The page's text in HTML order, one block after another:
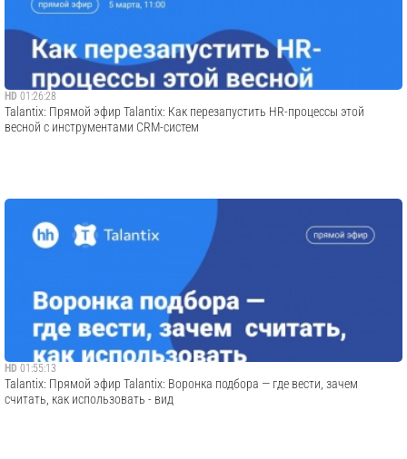
HD 01:26:28
Talantix: Прямой эфир Talantix: Как перезапустить HR-процессы этой
весной с инструментами CRM-систем
HD 01:55:13
Talantix: Прямой эфир Talantix: Воронка подбора — где вести, зачем
считать, как использовать - вид